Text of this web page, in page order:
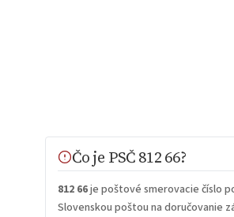
Čo je PSČ 812 66?
812 66je poštové smerovacie číslo
Slovenskou poštou na doručovanie